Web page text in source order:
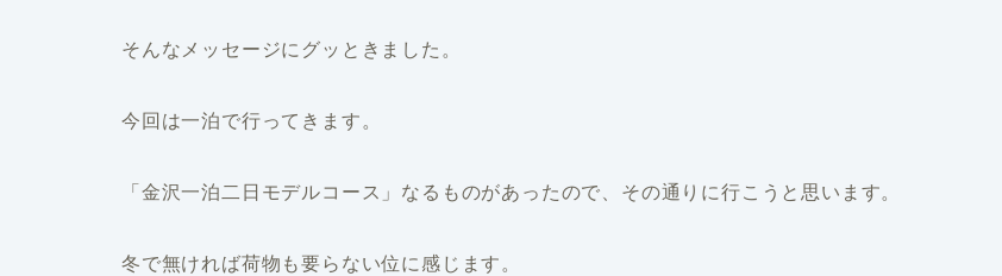
そんなメッセージにグッときました。
今回は一泊で行ってきます。
「金沢一泊二日モデルコース」なるものがあったので、その通りに行こうと思います。
冬で無ければ荷物も要らない位に感じます。